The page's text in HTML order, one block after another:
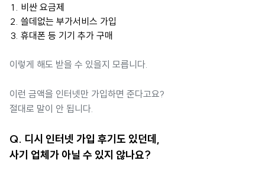
비싼 요금제
쓸데없는 부가서비스 가입
휴대폰 등 기기 추가 구매
이렇게 해도 받을 수 있을지 모릅니다.
이런 금액을 인터넷만 가입하면 준다고요?
절대로 말이 안 됩니다.
Q. 디시 인터넷 가입 후기도 있던데,
사기 업체가 아닐 수 있지 않나요?